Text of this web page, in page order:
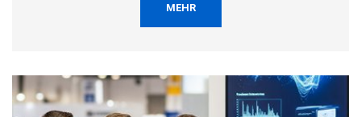
MEHR